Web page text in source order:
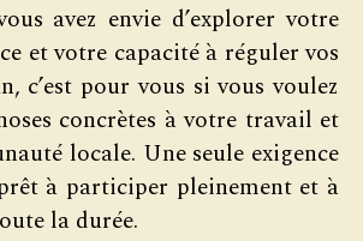
avez envie d’explorer votre
et votre capacité à réguler vos
c’est pour vous si vous voulez
concrètes à votre travail et
locale. Une seule exigence
à participer pleinement et à
la durée.